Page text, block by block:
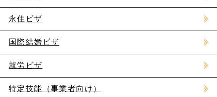
永住ビザ
国際結婚ビザ
就労ビザ
特定技能（事業者向け）